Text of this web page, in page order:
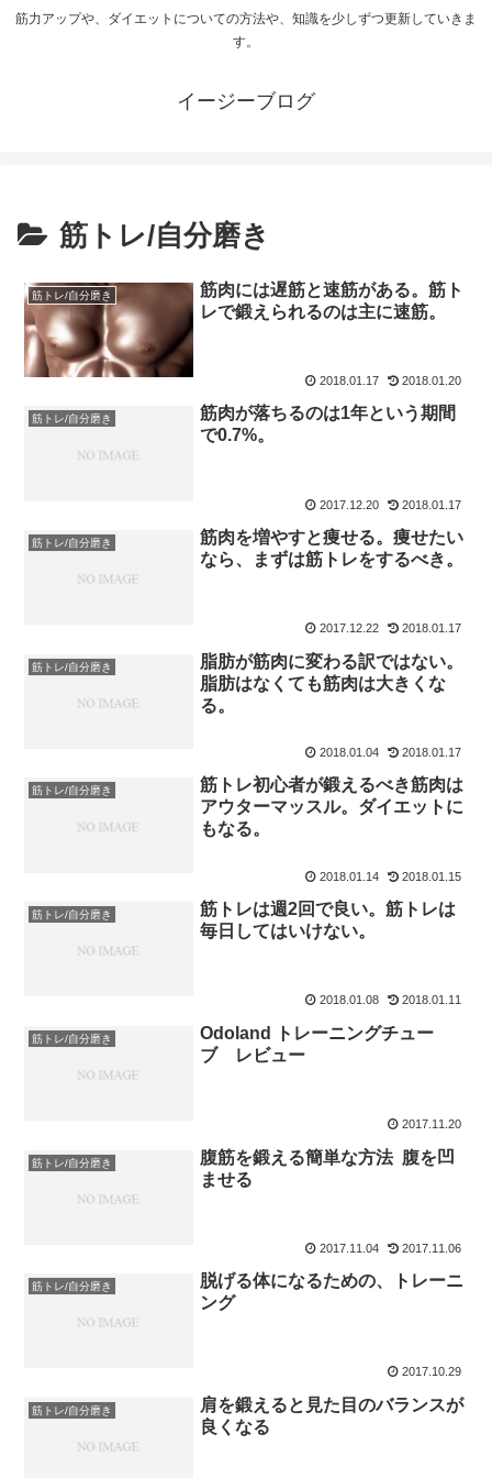
筋力アップや、ダイエットについての方法や、知識を少しずつ更新していきま
す。
イージーブログ
筋トレ/自分磨き
筋トレ/自分磨き
筋肉には遅筋と速筋がある。筋ト
レで鍛えられるのは主に速筋。
2018.01.17 2018.01.20
筋トレ/自分磨き
筋肉が落ちるのは1年という期間
で0.7%。
2017.12.20 2018.01.17
筋トレ/自分磨き
筋肉を増やすと痩せる。痩せたい
なら、まずは筋トレをするべき。
2017.12.22 2018.01.17
筋トレ/自分磨き
脂肪が筋肉に変わる訳ではない。
脂肪はなくても筋肉は大きくな
る。
2018.01.04 2018.01.17
筋トレ/自分磨き
筋トレ初心者が鍛えるべき筋肉は
アウターマッスル。ダイエットに
もなる。
2018.01.14 2018.01.15
筋トレ/自分磨き
筋トレは週2回で良い。筋トレは
毎日してはいけない。
2018.01.08 2018.01.11
筋トレ/自分磨き
Odoland トレーニングチュー
ブ レビュー
2017.11.20
筋トレ/自分磨き
腹筋を鍛える簡単な方法 腹を凹
ませる
2017.11.04 2017.11.06
筋トレ/自分磨き
脱げる体になるための、トレーニ
ング
2017.10.29
筋トレ/自分磨き
肩を鍛えると見た目のバランスが
良くなる